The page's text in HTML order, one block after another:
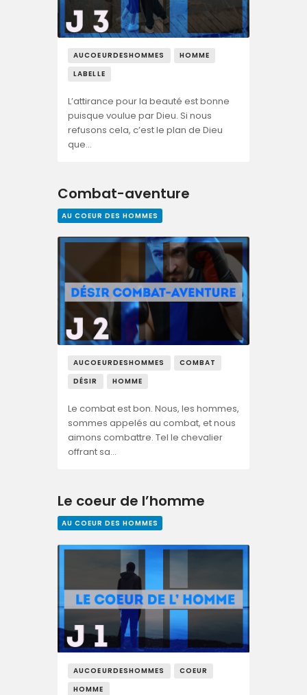
AUCOEURDESHOMMES
HOMME
LABELLE
L’attirance pour la beauté est bonne
puisque voulue par Dieu. Si nous
refusons cela, c’est le plan de Dieu
que…
Combat-aventure
AU COEUR DES HOMMES
AUCOEURDESHOMMES
COMBAT
DÉSIR
HOMME
Le combat est bon. Nous, les hommes,
sommes appelés au combat, et nous
aimons combattre. Tel le chevalier
offrant sa…
Le coeur de l’homme
AU COEUR DES HOMMES
AUCOEURDESHOMMES
COEUR
HOMME